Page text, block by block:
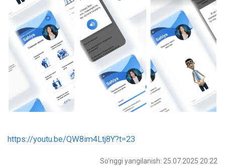
https://youtu.be/QW8im4Ltj8Y?t=23
So‘nggi yangilanish: 25.07.2025 20:22